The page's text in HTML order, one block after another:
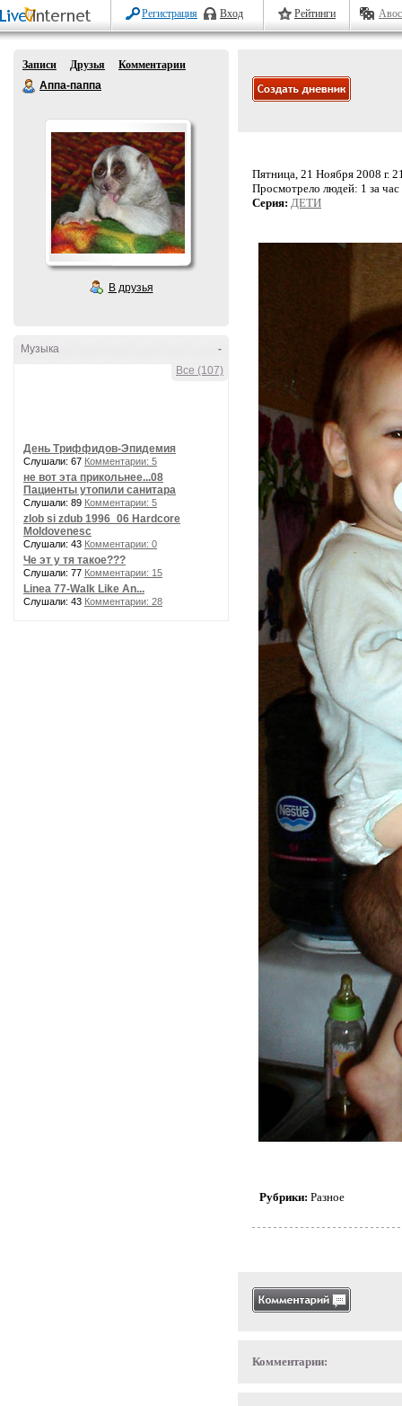
Регистрация Вход Рейтинги
Записи Друзья
Комментарии
Аппа-паппа
В друзья
-
Музыка
Все (107)
День Триффидов-Эпидемия
Слушали: 67 Комментарии: 5
не вот эта прикольнее...08
Пациенты утопили санитара
Слушали: 89 Комментарии: 5
zlob si zdub 1996_06 Hardcore
Moldovenesc
Слушали: 43 Комментарии: 0
Че эт у тя такое???
Слушали: 77 Комментарии: 15
Linea 77-Walk Like An...
Слушали: 43 Комментарии: 28
Пятница, 21 Ноября 2008 г.
Просмотрело людей: 1 за
Серия: ДЕТИ
Рубрики: Разное
Комментарии: